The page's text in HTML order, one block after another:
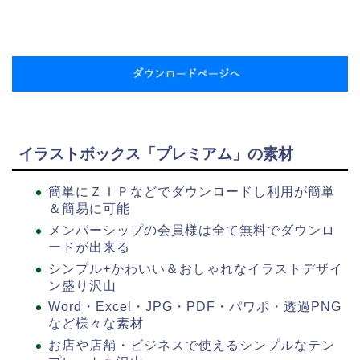
イラストボックス「プレミアム」の素材
簡単にＺＩＰなどでダウンロードし利用が簡単
＆簡易に可能
メンバーシップの会員様は全て無料でダウンロ
ードが出来る
シンプル+かわいい＆おしゃれなイラストデザイ
ン盛り沢山
Word・Excel・JPG・PDF・パワポ・透過PNG
など様々な素材
お店や店舗・ビジネスで使えるシンプルなテン